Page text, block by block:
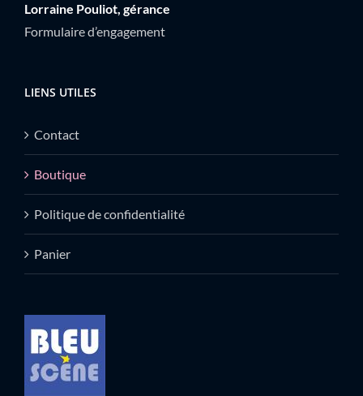
Lorraine Pouliot, gérance
Formulaire d’engagement
LIENS UTILES
Contact
Boutique
Politique de confidentialité
Panier